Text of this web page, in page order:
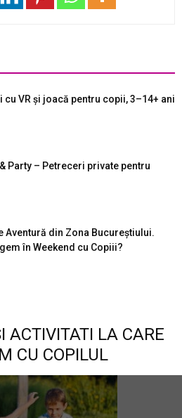
cu VR și joacă pentru copii, 3–14+ ani
Party – Petreceri private pentru
Aventură din Zona Bucureştiului.
în Weekend cu Copiii?
ACTIVITATI LA CARE
CU COPILUL